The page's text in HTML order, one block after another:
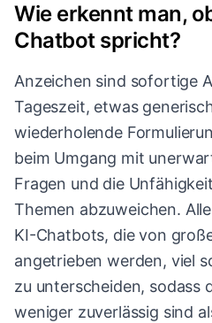
Wie erkennt man,
Chatbot spricht?
Anzeichen sind sofortige
Tageszeit, etwas
wiederholende
beim Umgang mit
Fragen und die
Themen abzuweichen.
KI-Chatbots, die von
angetrieben werden, viel
zu unterscheiden, sodass
weniger zuverlässig sind